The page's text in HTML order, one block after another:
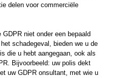
delen voor commerciële
niet onder een bepaald
schadegeval, bieden we u de
die u hebt aangegaan, ook als
Bijvoorbeeld: uw polis dekt
uw GDPR onsultant, met wie u